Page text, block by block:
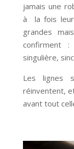
jamais une
à la fois leur
grandes
confirment
singulière,
Les lignes
réinventent,
avant tout